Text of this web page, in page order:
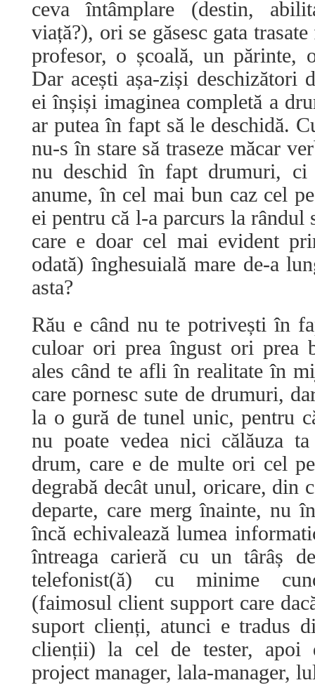
ceva întâmplare (destin,
viață?), ori se găsesc gata
profesor, o școală, un părinte,
Dar acești așa-ziși
ei înșiși imaginea completă a
ar putea în fapt să le deschidă.
nu-s în stare să traseze măcar
nu deschid în fapt drumuri,
anume, în cel mai bun caz cel
ei pentru că l-a parcurs la rândul
care e doar cel mai evident
odată) înghesuială mare de-a
asta?
Rău e când nu te potrivești în
culoar ori prea îngust ori prea
ales când te afli în realitate în
care pornesc sute de drumuri,
la o gură de tunel unic, pentru
nu poate vedea nici călăuza
drum, care e de multe ori cel
degrabă decât unul, oricare, din
departe, care merg înainte, nu
încă echivalează lumea
întreaga carieră cu un târâș
telefonist(ă) cu minime
(faimosul client support care
suport clienți, atunci e tradus
clienții) la cel de tester, apoi
project manager, lala-manager,